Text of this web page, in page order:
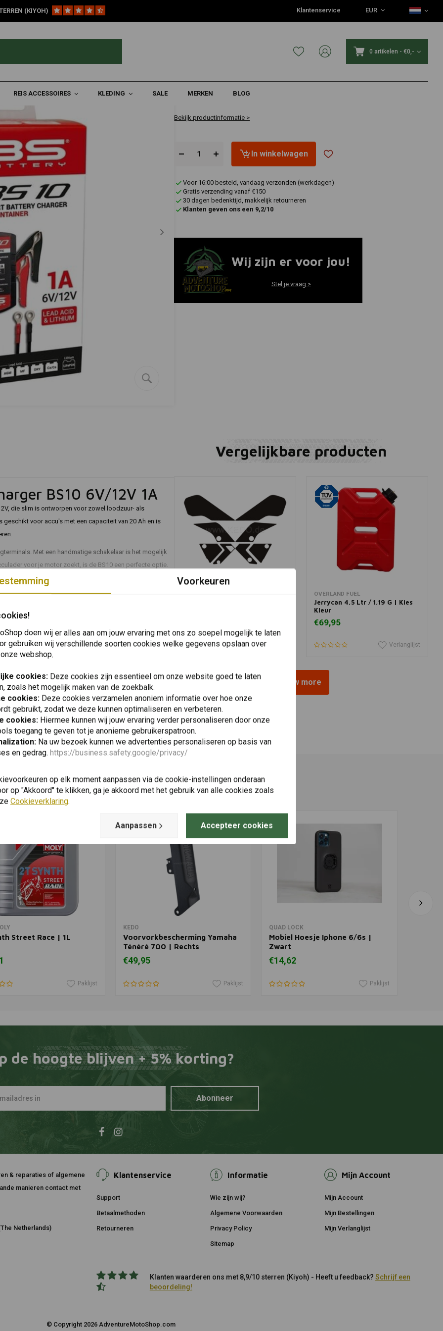
(KIYOH) Klantenservice EUR
0 artikelen - €0,-
REIS ACCESSOIRES KLEDING SALE MERKEN BLOG
€45,68
Bekijk productinformatie >
In winkelwagen
Voor 16:00 besteld, vandaag verzonden (werkdagen)
Gratis verzending vanaf €150
30 dagen bedenktijd, makkelijk retourneren
Klanten geven ons een 9,2/10
Wij zijn er voor jou!
Stel je vraag >
BS10 6V/12V 1A
die slim is ontworpen voor zowel loodzuur- als
geschikt voor accu's met een capaciteit van 20 Ah en is
Met een handmatige schakelaar is het mogelijk
voor je motor zoekt, is de BS10 een perfecte optie.
kortsluiting en beveiliging tegen interne
Plaats ook een review
Vergelijkbare producten
Verlanglijst
View more
OVERLAND FUEL
Jerrycan 4,5 Ltr / 1,19 G | Kies
Kleur
€69,95
Verlanglijst
View more
Vergelijkbare producten
In winkelwagen
Street Race | 1L
Paklijst
KEDO
Voorvorkbescherming Yamaha
Ténéré 700 | Rechts
€49,95
Paklijst
In winkelwagen
QUAD LOCK
Mobiel Hoesje Iphone 6/6s |
Zwart
€14,62
Paklijst
de hoogte blijven + 5% korting?
Abonneer
& reparaties of algemene
manieren contact met
Netherlands)
Klantenservice
Support
Betaalmethoden
Retourneren
Informatie
Wie zijn wij?
Algemene Voorwaarden
Privacy Policy
Sitemap
Mijn Account
Mijn Account
Mijn Bestellingen
Mijn Verlanglijst
Klanten waarderen ons met 8,9/10 sterren (Kiyoh) - Heeft u feedback? Schrijf een
beoordeling!
© Copyright 2026 AdventureMotoShop.com
Voorkeuren
doen wij er alles aan om jouw ervaring met ons zo soepel mogelijk te laten
gebruiken wij verschillende soorten cookies welke gegevens opslaan over
webshop.
cookies: Deze cookies zijn essentieel om onze website goed te laten
zoals het mogelijk maken van de zoekbalk.
cookies: Deze cookies verzamelen anoniem informatie over hoe onze
gebruikt, zodat we deze kunnen optimaliseren en verbeteren.
cookies: Hiermee kunnen wij jouw ervaring verder personaliseren door onze
toegang te geven tot je anonieme gebruikerspatroon.
Na uw bezoek kunnen we advertenties personaliseren op basis van
en gedrag. https://business.safety.google/privacy/
op elk moment aanpassen via de cookie-instellingen onderaan
op "Akkoord" te klikken, ga je akkoord met het gebruik van alle cookies zoals
Cookieverklaring.
Aanpassen Accepteer cookies